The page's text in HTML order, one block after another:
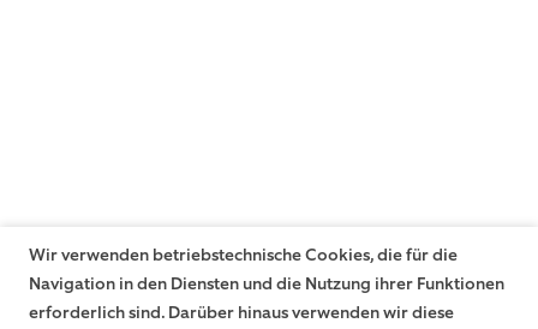
Wir verwenden betriebstechnische Cookies, die für die
Navigation in den Diensten und die Nutzung ihrer Funktionen
erforderlich sind. Darüber hinaus verwenden wir diese